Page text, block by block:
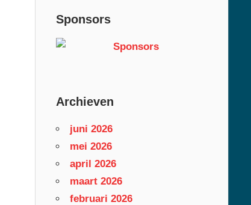
Sponsors
Archieven
juni 2026
mei 2026
april 2026
maart 2026
februari 2026